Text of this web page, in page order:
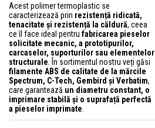
Acest polimer termoplastic se
caracterizează prin rezistență ridicată,
tenacitate și rezistență la căldură, ceea
ce îl face ideal pentru fabricarea pieselor
solicitate mecanic, a prototipurilor,
carcaselor, suporturilor sau elementelor
structurale . În sortimentul nostru veți găsi
filamente ABS de calitate de la mărcile
Spectrum, C-Tech, Gembird și Verbatim,
care garantează un diametru constant, o
imprimare stabilă și o suprafață perfectă
a pieselor imprimate